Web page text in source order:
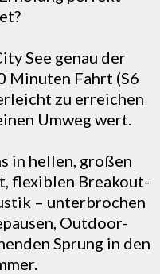
See genau der
Minuten Fahrt (S6
zu erreichen
Umweg wert.
in hellen, großen
flexiblen Breakout-
– unterbrochen
Outdoor-
Sprung in den